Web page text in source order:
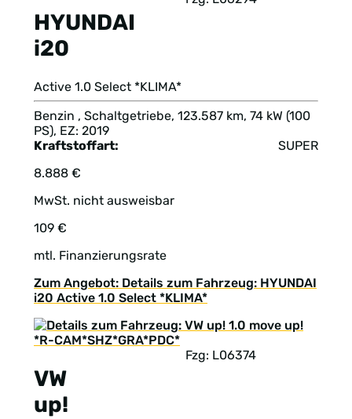
HYUNDAI
i20
Active 1.0 Select *KLIMA*
Benzin , Schaltgetriebe, 123.587 km, 74 kW (100
PS), EZ: 2019
Kraftstoffart:
SUPER
8.888 €
MwSt. nicht ausweisbar
109 €
mtl. Finanzierungsrate
Zum Angebot: Details zum Fahrzeug: HYUNDAI
i20 Active 1.0 Select *KLIMA*
VW
up!
Fzg: L06374